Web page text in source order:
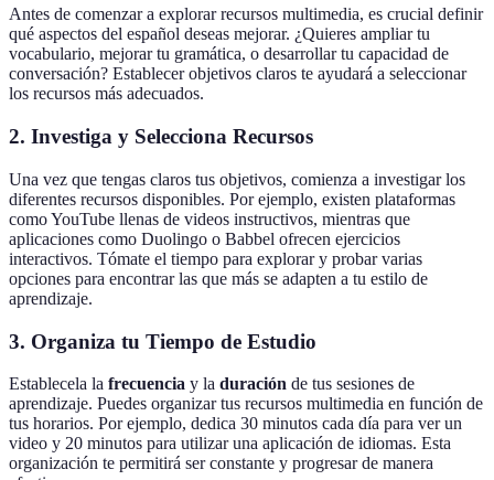
Antes de comenzar a explorar recursos multimedia, es crucial definir
qué aspectos del español deseas mejorar. ¿Quieres ampliar tu
vocabulario, mejorar tu gramática, o desarrollar tu capacidad de
conversación? Establecer objetivos claros te ayudará a seleccionar
los recursos más adecuados.
2. Investiga y Selecciona Recursos
Una vez que tengas claros tus objetivos, comienza a investigar los
diferentes recursos disponibles. Por ejemplo, existen plataformas
como YouTube llenas de videos instructivos, mientras que
aplicaciones como Duolingo o Babbel ofrecen ejercicios
interactivos. Tómate el tiempo para explorar y probar varias
opciones para encontrar las que más se adapten a tu estilo de
aprendizaje.
3. Organiza tu Tiempo de Estudio
Establecela la frecuencia y la duración de tus sesiones de
aprendizaje. Puedes organizar tus recursos multimedia en función de
tus horarios. Por ejemplo, dedica 30 minutos cada día para ver un
video y 20 minutos para utilizar una aplicación de idiomas. Esta
organización te permitirá ser constante y progresar de manera